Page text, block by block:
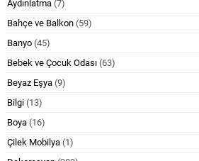
Aydınlatma (7)
Bahçe ve Balkon (59)
Banyo (45)
Bebek ve Çocuk Odası (63)
Beyaz Eşya (9)
Bilgi (13)
Boya (16)
Çilek Mobilya (1)